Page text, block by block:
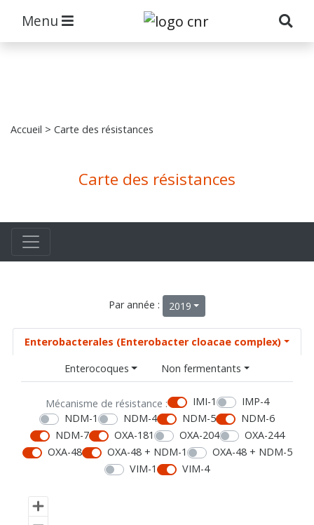
Menu
Accueil > Carte des résistances
Carte des résistances
Par année : 2019
Enterobacterales (Enterobacter cloacae complex)
Enterocoques
Non fermentants
Mécanisme de résistance : IMI-1
IMP-4
NDM-1
NDM-4 NDM-5
NDM-6
NDM-7
OXA-181 OXA-204
OXA-244
OXA-48
OXA-48 + NDM-1
OXA-48 + NDM-5
VIM-1
VIM-4